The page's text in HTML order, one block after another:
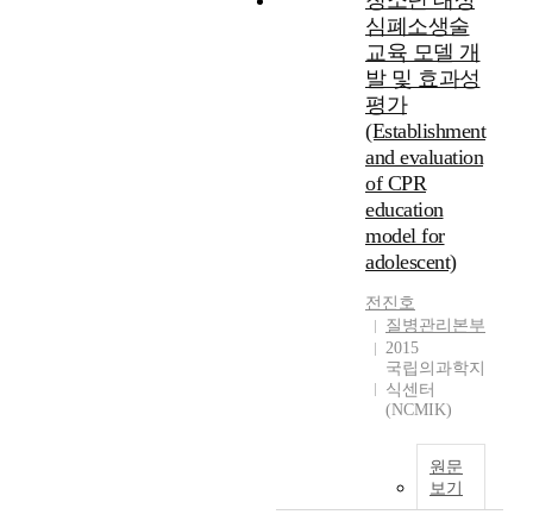
심폐소생술
교육 모델 개
발 및 효과성
평가
(Establishment
and evaluation
of CPR
education
model for
adolescent)
전진호
질병관리본부
2015
국립의과학지
식센터
(NCMIK)
원문
보기